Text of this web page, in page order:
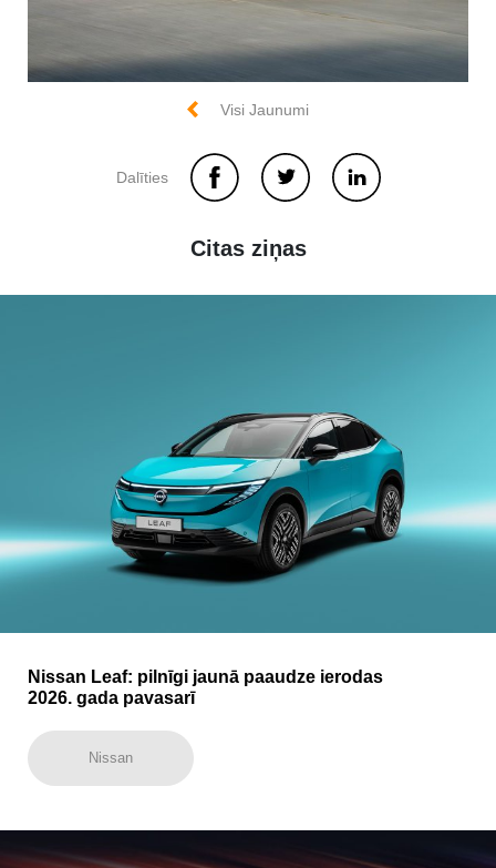
Visi Jaunumi
Dalīties
Citas ziņas
Nissan Leaf: pilnīgi jaunā paaudze ierodas
2026. gada pavasarī
Nissan